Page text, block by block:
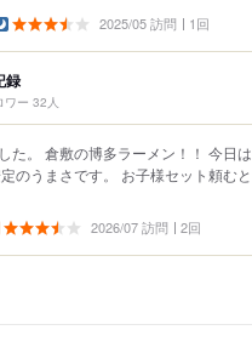
2025/05 訪問 1回
録
ワー 32人
た。 倉敷の博多ラーメン！！ 今日
のうまさです。 お子様セット頼む
2026/07 訪問 2回